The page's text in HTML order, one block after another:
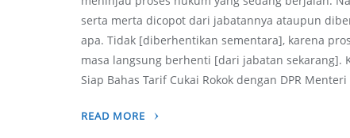
serta merta dicopot dari jabatannya ataupun
apa. Tidak [diberhentikan sementara], karena
masa langsung berhenti [dari jabatan sekarang].
Siap Bahas Tarif Cukai Rokok dengan DPR
READ MORE